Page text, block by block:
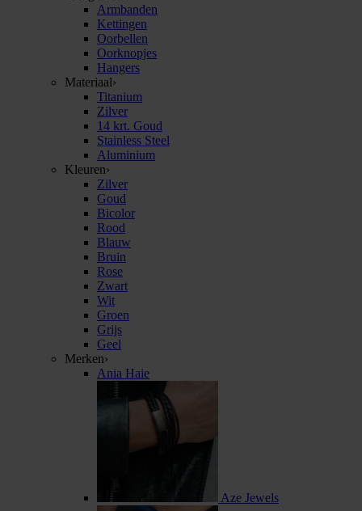
Armbanden
Kettingen
Oorbellen
Oorknopjes
Hangers
Materiaal›
Titanium
Zilver
14 krt. Goud
Stainless Steel
Aluminium
Kleuren›
Zilver
Goud
Bicolor
Rood
Blauw
Bruin
Rose
Zwart
Wit
Groen
Grijs
Geel
Merken›
Ania Haie
Aze Jewels